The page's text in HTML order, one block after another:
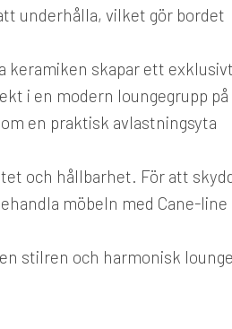
underhålla, vilket gör bordet
keramiken skapar ett
i en modern loungegrupp på
en praktisk avlastningsyta
och hållbarhet. För att
möbeln med Cane-line
stilren och harmonisk